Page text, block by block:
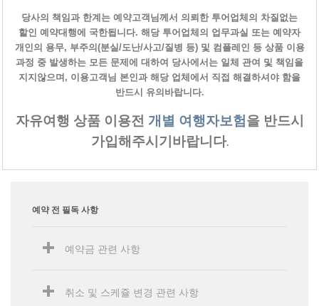
당사의 책임과 한계는 예약고객님께서 의뢰한 투어업체의 차질없는
할인 예약대행에 국한됩니다. 해당 투어업체의 업무과실 또는 예약자
개인의 용무, 부주의(분실/도난/사고/질병 등) 및 컴플레인 등 상품 이용
과정 중 발생하는 모든 문제에 대하여 당사에서는 일체 관여 및 책임을
지지않으며, 이용고객님 본인과 해당 업체에서 직접 해결하셔야 함을
반드시 유의바랍니다.
자유여행 상품 이용전 개별 여행자보험을 반드시
가입해주시기바랍니다.
예약 전 필독 사항
예약금 관련 사항
취소 및 스케쥴 변경 관련 사항